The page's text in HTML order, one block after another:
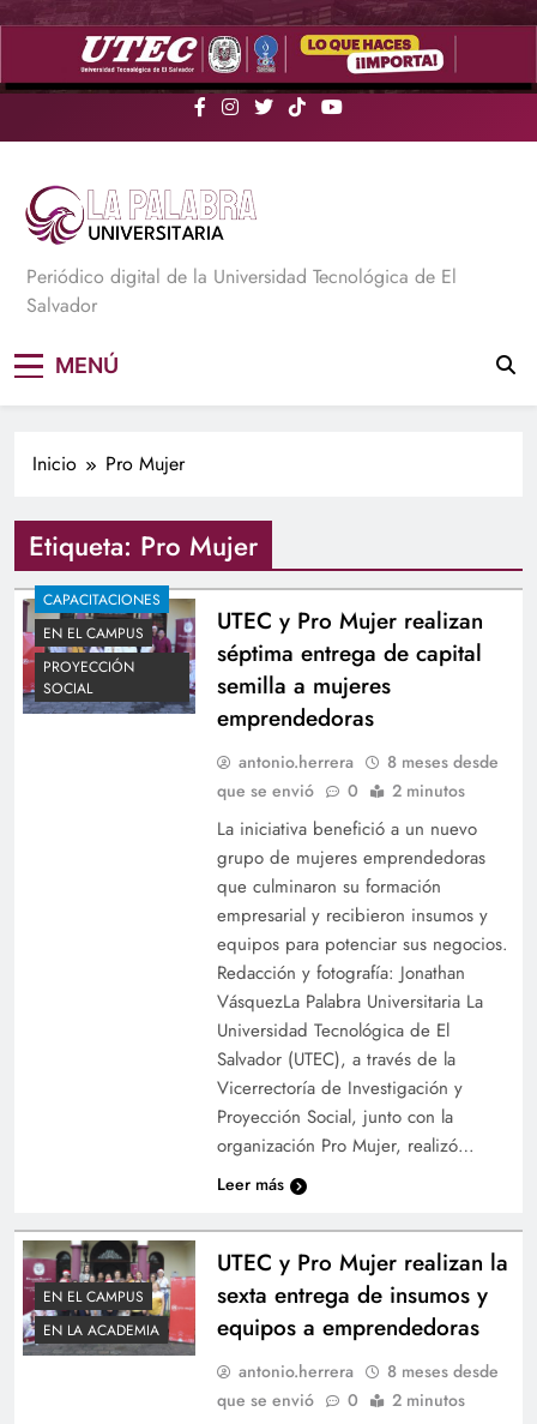
Saltar
La Palabra Universitaria
Periódico digital de la Universidad Tecnológica de El
Salvador
MENÚ
Inicio Pro Mujer
Etiqueta: Pro Mujer
CAPACITACIONES
EN EL CAMPUS
PROYECCIÓN
SOCIAL
UTEC y Pro Mujer realizan
séptima entrega de capital
semilla a mujeres
emprendedoras
antonio.herrera
8 meses desde
que se envió
0 2 minutos
La iniciativa benefició a un nuevo
grupo de mujeres emprendedoras
que culminaron su formación
empresarial y recibieron insumos y
equipos para potenciar sus negocios.
Redacción y fotografía: Jonathan
VásquezLa Palabra Universitaria La
Universidad Tecnológica de El
Salvador (UTEC), a través de la
Vicerrectoría de Investigación y
Proyección Social, junto con la
organización Pro Mujer, realizó…
Leer más
EN EL CAMPUS
EN LA ACADEMIA
UTEC y Pro Mujer realizan la
sexta entrega de insumos y
equipos a emprendedoras
antonio.herrera
8 meses desde
que se envió
0 2 minutos